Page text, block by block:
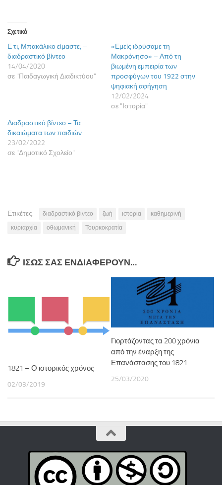
Σχετικά
Ε τι; Μπακάλικο είμαστε; –
διαδραστικό βίντεο
14/04/2020
σε "Παιδαγωγική Διαδικτύου"
«Εμείς ιδρύσαμε τη
Μακρόνησο» – Από τη
βιωμένη εμπειρία των
προσφύγων του 1922 στην
ψηφιακή αφήγηση
12/02/2024
σε "Ιστορία"
Διαδραστικό βίντεο – Τα
δικαιώματα των παιδιών
23/02/2022
σε "Δημοτικό Σχολείο"
Ετικέτες: διαδραστικό βίντεο ζωή ιστορία
καθημερινή
κυριαρχία
οθωμανική Τουρκοκρατία
ΊΣΩΣ ΣΑΣ ΕΝΔΙΑΦΈΡΟΥΝ…
1821 – Ο ιστορικός χρόνος
02/03/2019
Γιορτάζοντας τα 200 χρόνια
από την έναρξη της
Επανάστασης του 1821
25/03/2020